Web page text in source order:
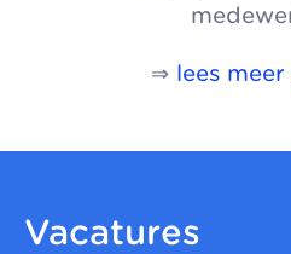
⇒ lees
Vacatures